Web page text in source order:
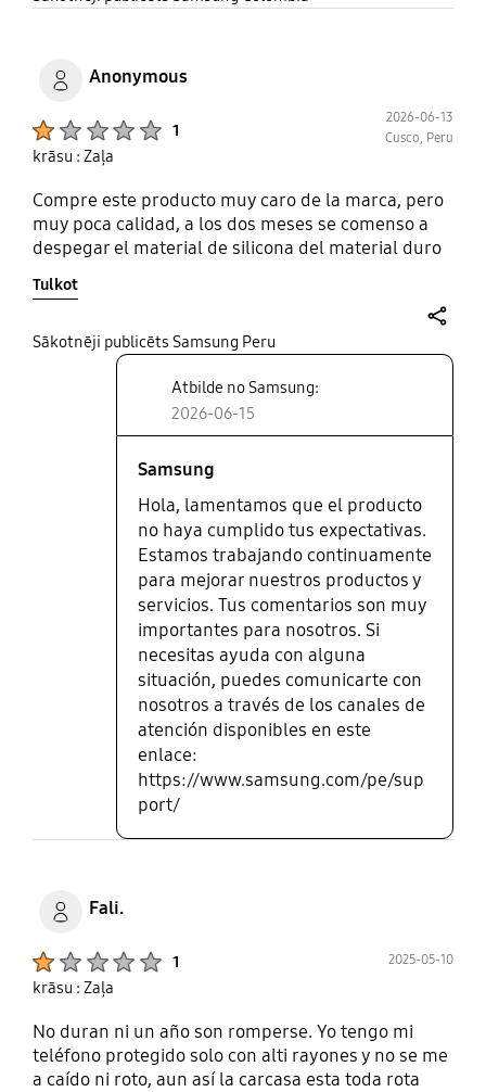
Anonymous
1
2026-06-13
Cusco, Peru
krāsu : Zaļa
Compre este producto muy caro de la marca, pero
muy poca calidad, a los dos meses se comenso a
despegar el material de silicona del material duro
Tulkot
Sākotnēji publicēts Samsung Peru
Atbilde no Samsung:
2026-06-15
Samsung
Hola, lamentamos que el producto
no haya cumplido tus expectativas.
Estamos trabajando continuamente
para mejorar nuestros productos y
servicios. Tus comentarios son muy
importantes para nosotros. Si
necesitas ayuda con alguna
situación, puedes comunicarte con
nosotros a través de los canales de
atención disponibles en este
enlace:
https://www.samsung.com/pe/sup
port/
Fali.
1 2025-05-10
krāsu : Zaļa
No duran ni un año son romperse. Yo tengo mi
teléfono protegido solo con alti rayones y no se me
a caído ni roto, aun así la carcasa esta toda rota